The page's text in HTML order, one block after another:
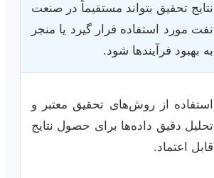
نتایج تحقیق بتواند مستقیماً در صنعت
نفت مورد استفاده قرار گیرد یا منجر
به بهبود فرآیندها شود.
استفاده از روش‌های تحقیق معتبر و
تحلیل دقیق داده‌ها برای حصول نتایج
قابل اعتماد.